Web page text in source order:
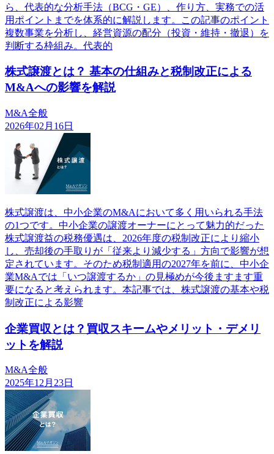
ら、代表的な分析手法（BCG・GE）、作り方、実務での活
用ポイントまでを体系的に解説します。この記事のポイント
複数事業を分析し、経営資源の配分（投資・維持・撤退）を
判断する枠組み。代表的
株式譲渡とは？ 基本の仕組みと税制改正による
M&Aへの影響を解説
M&A全般
2026年02月16日
株式譲渡は、中小企業のM&Aにおいて多く用いられる手法
の1つです。中小企業の譲渡オーナーにとって魅力的だった
株式譲渡益の税務優遇は、2026年度の税制改正により縮小
し、売却後の手取りが「従来より減少する」方向で影響が想
定されています。そのため税制適用の2027年を前に、中小企
業M&Aでは「いつ譲渡するか」の見極めが今後ますます重
要になると考えられます。本記事では、株式譲渡の基本や税
制改正による影響
企業買収とは？買収スキームやメリット・デメリ
ットを解説
M&A全般
2025年12月23日